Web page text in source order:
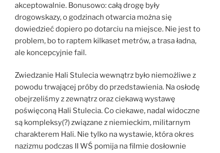
akceptowalnie. Bonusowo: całą drogę były
drogowskazy, o godzinach otwarcia można się
dowiedzieć dopiero po dotarciu na miejsce. Nie jest to
problem, bo to raptem kilkaset metrów, a trasa ładna,
ale koncepcyjnie fail.
Zwiedzanie Hali Stulecia wewnątrz było niemożliwe z
powodu trwającej próby do przedstawienia. Na osłodę
obejrzeliśmy z zewnątrz oraz ciekawą wystawę
poświęconą Hali Stulecia. Co ciekawe, nadal widoczne
są kompleksy(?) związane z niemieckim, militarnym
charakterem Hali. Nie tylko na wystawie, która okres
nazizmu podczas II WŚ pomija na filmie dosłownie